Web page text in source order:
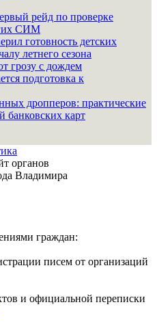
рейд по проверке
СИМ
готовность детских
летнего сезона
грозу с дождем
подготовка к
дропперов: практические
банковских карт
органов
Владимира
граждан:
писем от организаций
и официальной переписки